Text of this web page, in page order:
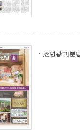
[전면광고] 분